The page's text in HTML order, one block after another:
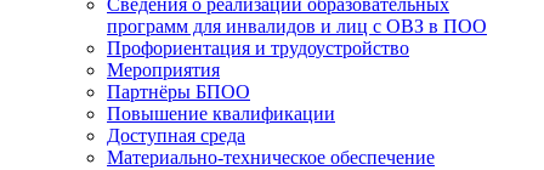
Сведения о реализации образовательных
программ для инвалидов и лиц с ОВЗ в ПОО
Профориентация и трудоустройство
Мероприятия
Партнёры БПОО
Повышение квалификации
Доступная среда
Материально-техническое обеспечение